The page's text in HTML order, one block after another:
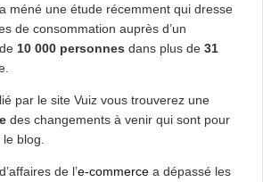
a méné une étude récemment qui dresse
de consommation auprès d’un
10 000 personnes dans plus de 31
par le site Vuiz vous trouverez une
des changements à venir qui sont pour
blog.
de l’e-commerce a dépassé les